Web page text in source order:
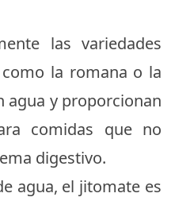
las variedades
la romana o la
agua y proporcionan
comidas que no
digestivo.
agua, el jitomate es